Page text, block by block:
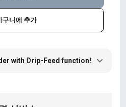
구니에 추가
with Drip-Feed function!